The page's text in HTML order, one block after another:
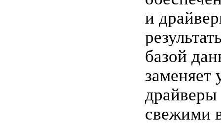
и
базой
заменяет
свежими